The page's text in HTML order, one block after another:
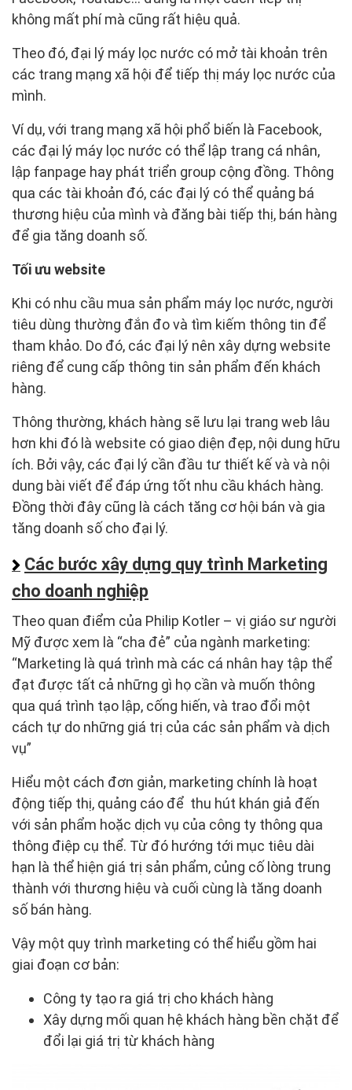
không mất phí mà cũng rất hiệu quả.
Theo đó, đại lý máy lọc nước có mở tài khoản trên
các trang mạng xã hội để tiếp thị máy lọc nước của
mình.
Ví dụ, với trang mạng xã hội phổ biến là Facebook,
các đại lý máy lọc nước có thể lập trang cá nhân,
lập fanpage hay phát triển group cộng đồng. Thông
qua các tài khoản đó, các đại lý có thể quảng bá
thương hiệu của mình và đăng bài tiếp thị, bán hàng
để gia tăng doanh số.
Tối ưu website
Khi có nhu cầu mua sản phẩm máy lọc nước, người
tiêu dùng thường đắn đo và tìm kiếm thông tin để
tham khảo. Do đó, các đại lý nên xây dựng website
riêng để cung cấp thông tin sản phẩm đến khách
hàng.
Thông thường, khách hàng sẽ lưu lại trang web lâu
hơn khi đó là website có giao diện đẹp, nội dung hữu
ích. Bởi vậy, các đại lý cần đầu tư thiết kế và và nội
dung bài viết để đáp ứng tốt nhu cầu khách hàng.
Đồng thời đây cũng là cách tăng cơ hội bán và gia
tăng doanh số cho đại lý.
Các bước xây dựng quy trình Marketing
cho doanh nghiệp
Theo quan điểm của Philip Kotler – vị giáo sư người
Mỹ được xem là “cha đẻ” của ngành marketing:
“Marketing là quá trình mà các cá nhân hay tập thể
đạt được tất cả những gì họ cần và muốn thông
qua quá trình tạo lập, cống hiến, và trao đổi một
cách tự do những giá trị của các sản phẩm và dịch
vụ”
Hiểu một cách đơn giản, marketing chính là hoạt
động tiếp thị, quảng cáo để thu hút khán giả đến
với sản phẩm hoặc dịch vụ của công ty thông qua
thông điệp cụ thể. Từ đó hướng tới mục tiêu dài
hạn là thể hiện giá trị sản phẩm, củng cố lòng trung
thành với thương hiệu và cuối cùng là tăng doanh
số bán hàng.
Vậy một quy trình marketing có thể hiểu gồm hai
giai đoạn cơ bản:
Công ty tạo ra giá trị cho khách hàng
Xây dựng mối quan hệ khách hàng bền chặt để
đổi lại giá trị từ khách hàng